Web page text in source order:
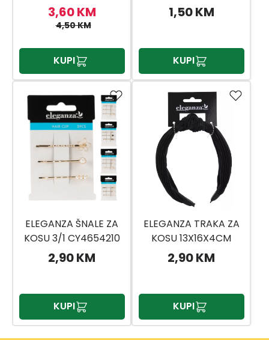
3,60 KM
4,50 KM
KUPI
1,50 KM
KUPI
ELEGANZA ŠNALE ZA
KOSU 3/1 CY4654210
2,90 KM
KUPI
ELEGANZA TRAKA ZA
KOSU 13X16X4CM
CY4653980
2,90 KM
KUPI